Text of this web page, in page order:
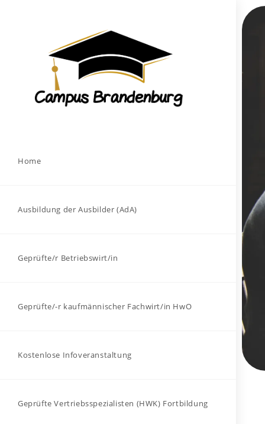
Home
Ausbildung der Ausbilder (AdA)
Geprüfte/r Betriebswirt/in
Geprüfte/-r kaufmännischer Fachwirt/in HwO
Kostenlose Infoveranstaltung
Geprüfte Vertriebsspezialisten (HWK) Fortbildung